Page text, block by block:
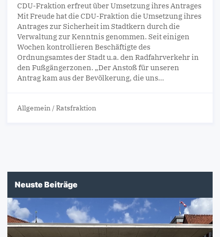
CDU-Fraktion erfreut über Umsetzung ihres Antrages
Mit Freude hat die CDU-Fraktion die Umsetzung ihres
Antrages zur Sicherheit im Stadtkern durch die
Verwaltung zur Kenntnis genommen. Seit einigen
Wochen kontrollieren Beschäftigte des
Ordnungsamtes der Stadt u.a. den Radfahrverkehr in
den Fußgängerzonen. „Der Anstoß für unseren
Antrag kam aus der Bevölkerung, die uns…
Allgemein /Ratsfraktion
Neuste Beiträge